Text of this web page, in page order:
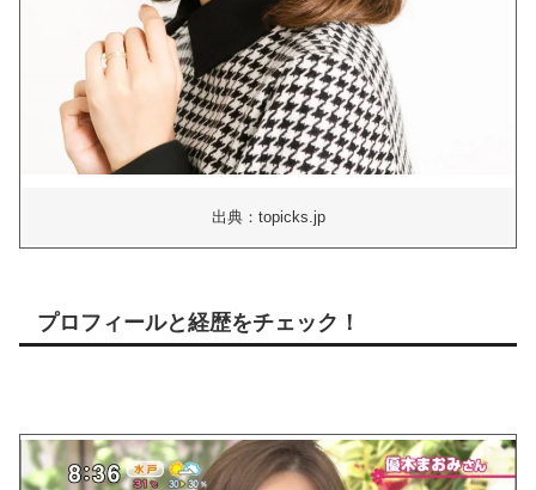
出典：topicks.jp
プロフィールと経歴をチェック！